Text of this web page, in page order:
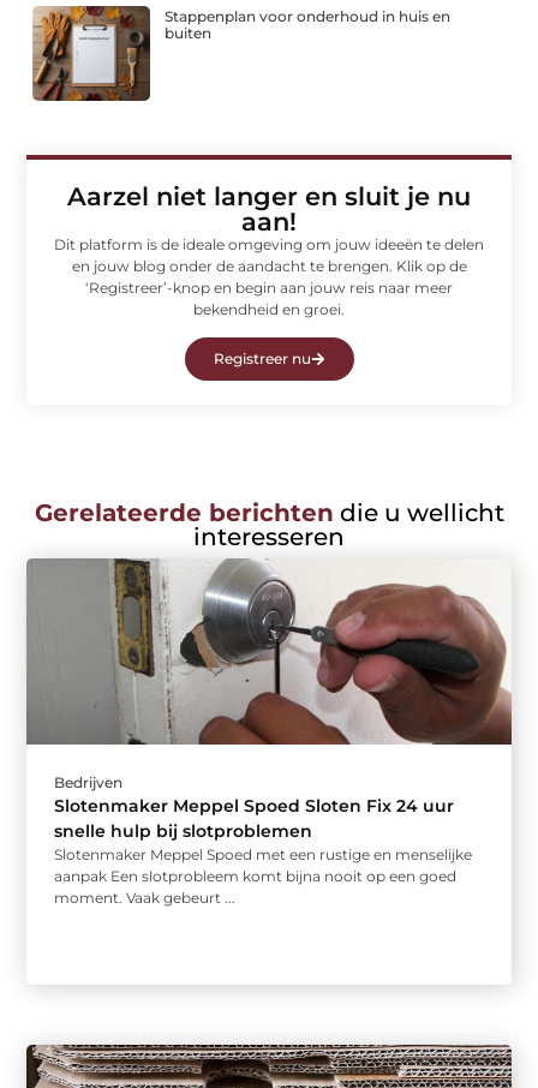
Stappenplan voor onderhoud in huis en
buiten
Aarzel niet langer en sluit je nu
aan!
Dit platform is de ideale omgeving om jouw ideeën te delen
en jouw blog onder de aandacht te brengen. Klik op de
‘Registreer’-knop en begin aan jouw reis naar meer
bekendheid en groei.
Registreer nu
Gerelateerde berichten die u wellicht
interesseren
Bedrijven
Slotenmaker Meppel Spoed Sloten Fix 24 uur
snelle hulp bij slotproblemen
Slotenmaker Meppel Spoed met een rustige en menselijke
aanpak Een slotprobleem komt bijna nooit op een goed
moment. Vaak gebeurt ...